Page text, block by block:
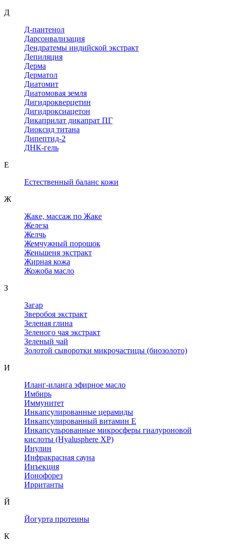
Д
Д-пантенол
Дарсонвализация
Дендратемы индийской экстракт
Депиляция
Дерма
Дерматол
Диатомит
Диатомовая земля
Дигидрокверцетин
Дигидроксиацетон
Дикаприлат дикапрат ПГ
Диоксид титана
Дипептид-2
ДНК-гель
Е
Естественный баланс кожи
Ж
Жаке, массаж по Жаке
Железа
Желчь
Жемчужный порошок
Женьшеня экстракт
Жирная кожа
Жожоба масло
З
Загар
Зверобоя экстракт
Зеленая глина
Зеленого чая экстракт
Зеленый чай
Золотой сыворотки микрочастицы (биозолото)
И
Иланг-иланга эфирное масло
Имбирь
Иммунитет
Инкапсулированные церамиды
Инкапсулированный витамин Е
Инкапсульрованные микросферы гиалуроновой
кислоты (Hyalusphere XP)
Инулин
Инфракрасная сауна
Инъекция
Ионофорез
Ирританты
Й
Йогурта протеины
К